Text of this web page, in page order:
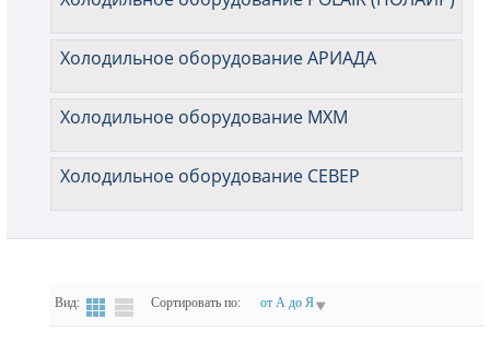
Холодильное оборудование АРИАДА
Холодильное оборудование МХМ
Холодильное оборудование СЕВЕР
Вид: Сортировать по: от А до Я